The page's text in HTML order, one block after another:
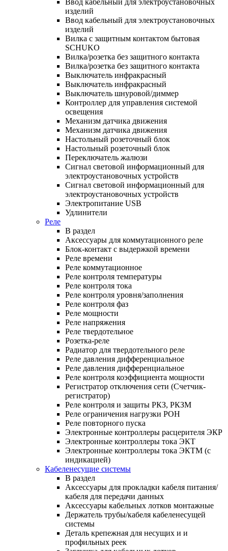
изделий
Ввод кабельный для электроустановочных
изделий
Вилка с защитным контактом бытовая
SCHUKO
Вилка/розетка без защитного контакта
Вилка/розетка без защитного контакта
Выключатель инфракрасный
Выключатель инфракрасный
Выключатель шнуровой/диммер
Контроллер для управления системой
освещения
Механизм датчика движения
Механизм датчика движения
Настольный розеточный блок
Настольный розеточный блок
Переключатель жалюзи
Сигнал световой информационный для
электроустановочных устройств
Сигнал световой информационный для
электроустановочных устройств
Электропитание USB
Удлинители
Реле
В раздел
Аксессуары для коммутационного реле
Блок-контакт с выдержкой времени
Реле времени
Реле коммутационное
Реле контроля температуры
Реле контроля тока
Реле контроля уровня/заполнения
Реле контроля фаз
Реле мощности
Реле напряжения
Реле твердотельное
Розетка-реле
Радиатор для твердотельного реле
Реле давления дифференциальное
Реле давления дифференциальное
Реле контроля коэффициента мощности
Регистратор отключения сети (Счетчик-
регистратор)
Реле контроля и защиты РКЗ, РКЗМ
Реле ограничения нагрузки РОН
Реле повторного пуска
Электронные контроллеры расцерителя ЭКР
Электронные контроллеры тока ЭКТ
Электронные контроллеры тока ЭКТМ (с
индикацией)
Кабеленесущие системы
В раздел
Аксессуары для прокладки кабеля питания/
кабеля для передачи данных
Аксессуары кабельных лотков монтажные
Держатель трубы/кабеля кабеленесущей
системы
Деталь крепежная для несущих и и
профильных реек